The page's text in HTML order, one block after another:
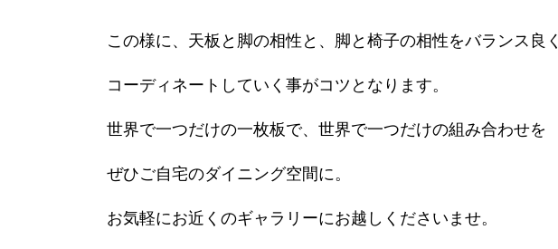
この様に、天板と脚の相性と、脚と椅子の相性をバランス良く
コーディネートしていく事がコツとなります。
世界で一つだけの一枚板で、世界で一つだけの組み合わせを
ぜひご自宅のダイニング空間に。
お気軽にお近くのギャラリーにお越しくださいませ。